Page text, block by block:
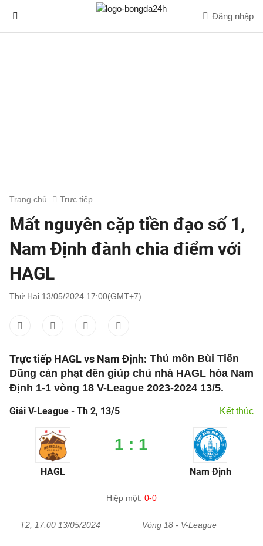
Đăng nhập
Trang chủ Trực tiếp
Mất nguyên cặp tiền đạo số 1,
Nam Định đành chia điểm với
HAGL
Thứ Hai 13/05/2024 17:00(GMT+7)
Trực tiếp HAGL vs Nam Định: Thủ môn Bùi Tiến
Dũng cản phạt đền giúp chủ nhà HAGL hòa Nam
Định 1-1 vòng 18 V-League 2023-2024 13/5.
Giải V-League - Th 2, 13/5 Kết thúc
HAGL
1 : 1
Nam Định
Hiệp một: 0-0
T2, 17:00 13/05/2024 Vòng 18 - V-League